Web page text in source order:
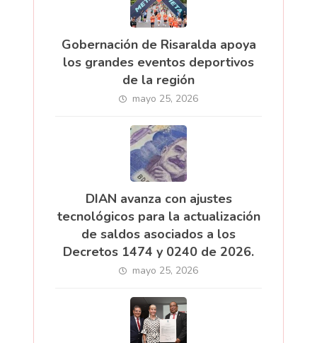
Gobernación de Risaralda apoya
los grandes eventos deportivos
de la región
mayo 25, 2026
DIAN avanza con ajustes
tecnológicos para la actualización
de saldos asociados a los
Decretos 1474 y 0240 de 2026.
mayo 25, 2026